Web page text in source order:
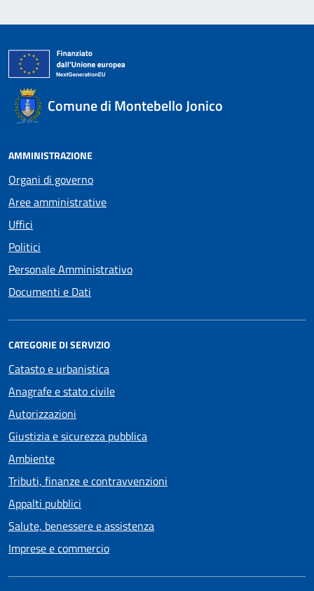
Comune di Montebello Jonico
AMMINISTRAZIONE
Organi di governo
Aree amministrative
Uffici
Politici
Personale Amministrativo
Documenti e Dati
CATEGORIE DI SERVIZIO
Catasto e urbanistica
Anagrafe e stato civile
Autorizzazioni
Giustizia e sicurezza pubblica
Ambiente
Tributi, finanze e contravvenzioni
Appalti pubblici
Salute, benessere e assistenza
Imprese e commercio